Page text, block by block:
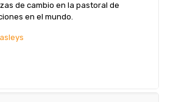
de cambio en la pastoral de
en el mundo.